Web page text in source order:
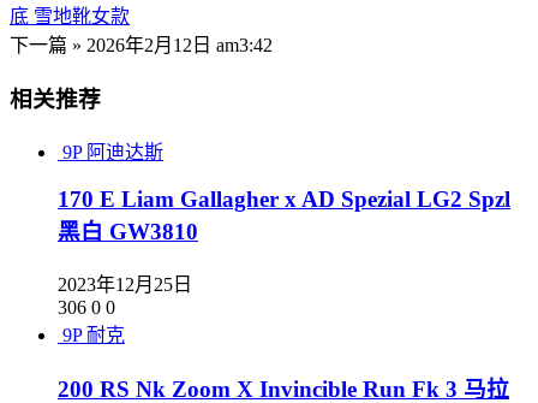
底 雪地靴女款
下一篇 » 2026年2月12日 am3:42
相关推荐
9P 阿迪达斯
170 E Liam Gallagher x AD Spezial LG2 Spzl
黑白 GW3810
2023年12月25日
306 0 0
9P 耐克
200 RS Nk Zoom X Invincible Run Fk 3 马拉